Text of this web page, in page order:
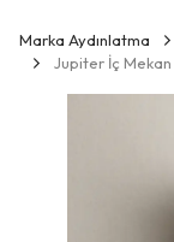
Marka Aydınlatma
Jupiter İç